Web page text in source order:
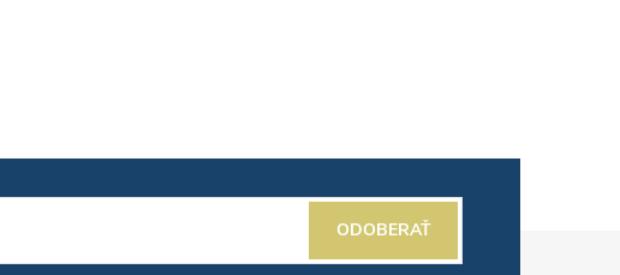
ODOBERAŤ